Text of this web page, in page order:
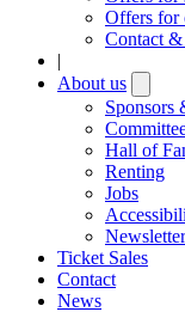
Offers for
Contact
|
About us
Sponsors
Hall of
Renting
Jobs
Newsletter
Ticket Sales
Contact
News